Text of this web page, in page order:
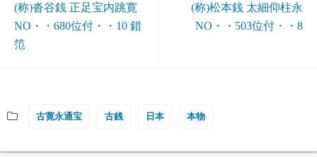
(称)沓谷銭 正足宝内跳寛
NO・・680位付・・10 錯
笵
(称)松本銭 太細仰柱永
NO・・503位付・・8
古寛永通宝 古銭 日本 本物